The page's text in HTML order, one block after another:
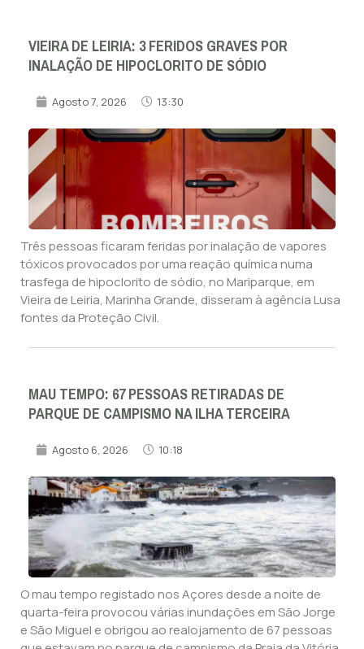
VIEIRA DE LEIRIA: 3 FERIDOS GRAVES POR
INALAÇÃO DE HIPOCLORITO DE SÓDIO
Agosto 7, 2026 13:30
Três pessoas ficaram feridas por inalação de vapores
tóxicos provocados por uma reação química numa
trasfega de hipoclorito de sódio, no Mariparque, em
Vieira de Leiria, Marinha Grande, disseram à agência Lusa
fontes da Proteção Civil.
MAU TEMPO: 67 PESSOAS RETIRADAS DE
PARQUE DE CAMPISMO NA ILHA TERCEIRA
Agosto 6, 2026 10:18
O mau tempo registado nos Açores desde a noite de
quarta-feira provocou várias inundações em São Jorge
e São Miguel e obrigou ao realojamento de 67 pessoas